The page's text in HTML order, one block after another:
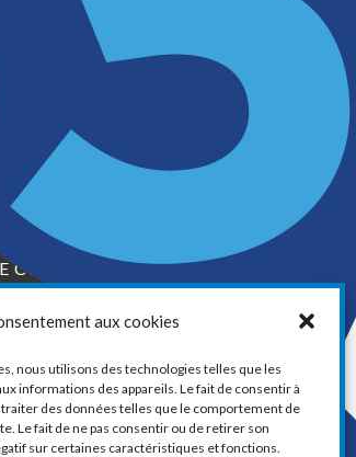
aux cookies
nous utilisons des technologies telles que les
informations des appareils. Le fait de consentir à
des données telles que le comportement de
Le fait de ne pas consentir ou de retirer son
sur certaines caractéristiques et fonctions.
COMMERCE ET
VAUDREUIL-SOULANGES
des-Jeunes, Suite 201
6886